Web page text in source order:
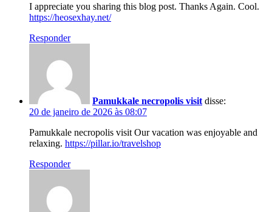
I appreciate you sharing this blog post. Thanks Again. Cool.
https://heosexhay.net/
Responder
Pamukkale necropolis visit disse:
20 de janeiro de 2026 às 08:07
Pamukkale necropolis visit Our vacation was enjoyable and
relaxing. https://pillar.io/travelshop
Responder